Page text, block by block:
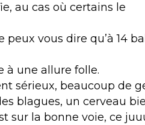
au cas où certains le
vous dire qu’à 14
à une allure folle.
sérieux, beaucoup de
blagues, un cerveau
sur la bonne voie, ce